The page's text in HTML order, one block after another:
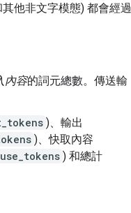
他非文字模態) 都會經過
內容的詞元總數。傳送輸
)、輸出
)、快取內容
) 和總計